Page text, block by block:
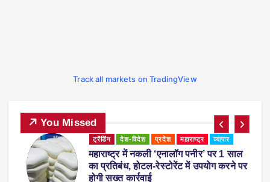
Track all markets on TradingView
You Missed
1 साल
करने पर
व्यापार
पुणे में अमित शाह ने युवाओं को दी सलाह,
‘गीतारहस्य पढ़ेंगे तो जीवन में कभी गलती
करेंगे’